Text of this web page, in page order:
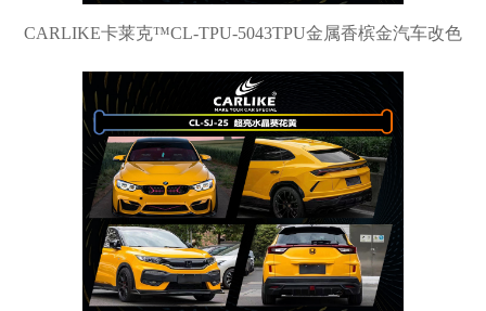
CARLIKE卡莱克™CL-TPU-5043TPU金属香槟金汽车改色